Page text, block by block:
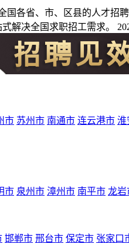
国各省、市、区县的人才
解决全国求职招工需求。
市 苏州市 南通市 连云港市 淮
市 泉州市 漳州市 南平市 龙岩
邯郸市 邢台市 保定市 张家口